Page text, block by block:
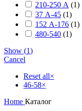
210-250 А (1)
37 А-45 (1)
152 А-176 (1)
480-540 (1)
Show (1)
Cancel
Reset all×
46-58×
Home Каталог